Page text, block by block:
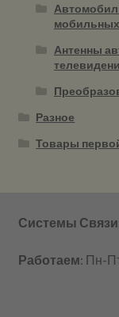
Антенны
Разное
Товары
Системы
Работаем: Пн-